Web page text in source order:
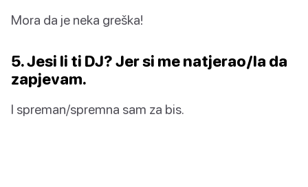
Mora da je neka greška!
5. Jesi li ti DJ? Jer si me natjerao/la da
zapjevam.
I spreman/spremna sam za bis.